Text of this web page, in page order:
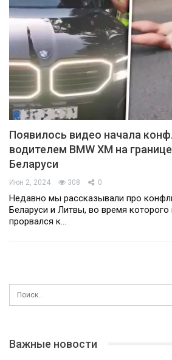
Появилось видео начала
водителем BMW XM на
Беларуси
Июн 2, 2024 308 0
Недавно мы рассказывали про
Беларуси и Литвы, во время которого
прорвался к…
Важные новости